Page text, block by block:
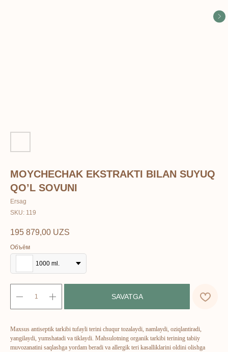
MOYCHECHAK EKSTRAKTI BILAN SUYUQ
QO’L SOVUNI
Ersag
SKU: 119
195 879,00 UZS
Объём
1000 ml.
SAVATGA
Maxsus antiseptik tarkibi tufayli terini chuqur tozalaydi, namlaydi, oziqlantiradi,
yangilaydi, yumshatadi va tiklaydi. Mahsulotning organik tarkibi terining tabiiy
muvozanatini saqlashga yordam beradi va allergik teri kasalliklarini oldini olishga
ERSAG